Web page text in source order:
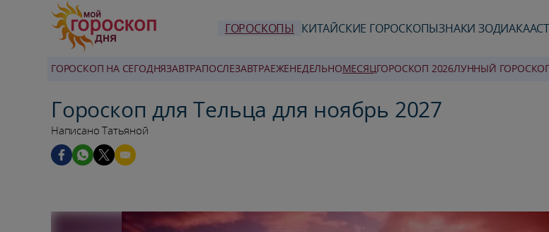
ГОРОСКОПЫ КИТАЙСКИЕ ГОРОСКОПЫЗНАКИ ЗОДИАКА
ГОРОСКОП НА СЕГОДНЯЗАВТРАПОСЛЕЗАВТРАЕЖЕНЕДЕЛЬНОMЕСЯЦГОРОСКОП 2026ЛУННЫЙ
Гороскоп для Тельца для ноябрь 2027
Написано Татьяной